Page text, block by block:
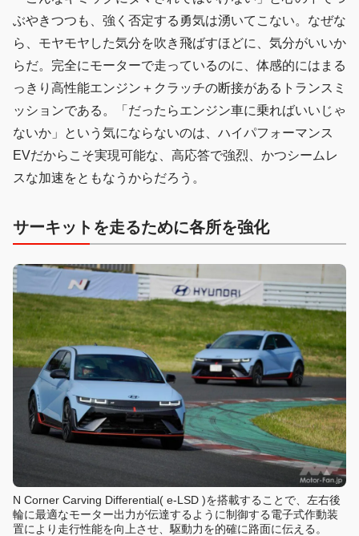
ぶやきつつも、強く否定する勇気は湧いてこない。なぜな
ら、モヤモヤした気分を吹き飛ばすほどに、気分がいいか
らだ。完全にモーターで走っているのに、体感的にはまる
っきり高性能エンジン＋クラッチの断接があるトランスミ
ッションである。「だったらエンジン車に乗ればいいじゃ
ないか」という気にならないのは、ハイパフォーマンス
EVだからこそ実現可能な、高応答で強烈、かつシームレ
スな加速をともなうからだろう。
サーキットを走るために各所を強化
N Corner Carving Differential( e-LSD )を搭載することで、左右後
輪に最適なモーター出力が伝達するように制御する電子式作動装
置により走行性能を向上させ、駆動力を的確に路面に伝える。